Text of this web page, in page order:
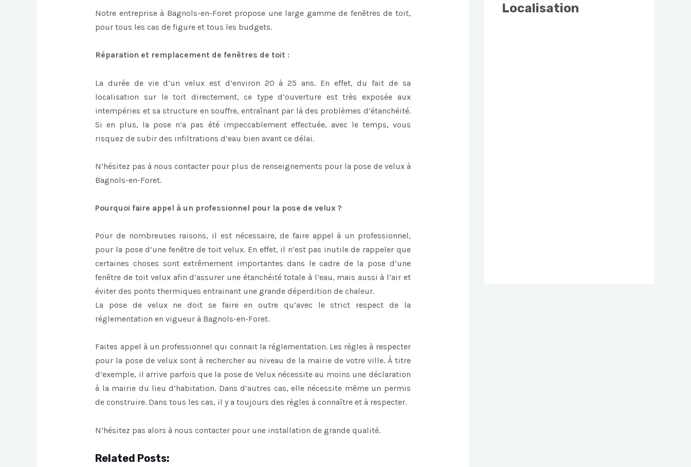
Notre entreprise à Bagnols-en-Foret propose une large gamme de fenêtres de toit,
pour tous les cas de figure et tous les budgets.
Réparation et remplacement de fenêtres de toit :
La durée de vie d’un velux est d’environ 20 à 25 ans. En effet, du fait de sa
localisation sur le toit directement, ce type d’ouverture est très exposée aux
intempéries et sa structure en souffre, entraînant par là des problèmes d’étanchéité.
Si en plus, la pose n’a pas été impeccablement effectuée, avec le temps, vous
risquez de subir des infiltrations d’eau bien avant ce délai.
N’hésitez pas à nous contacter pour plus de renseignements pour la pose de velux à
Bagnols-en-Foret.
Pourquoi faire appel à un professionnel pour la pose de velux ?
Pour de nombreuses raisons, il est nécessaire, de faire appel à un professionnel,
pour la pose d’une fenêtre de toit velux. En effet, il n’est pas inutile de rappeler que
certaines choses sont extrêmement importantes dans le cadre de la pose d’une
fenêtre de toit velux afin d’assurer une étanchéité totale à l’eau, mais aussi à l’air et
éviter des ponts thermiques entrainant une grande déperdition de chaleur.
La pose de velux ne doit se faire en outre qu’avec le strict respect de la
réglementation en vigueur à Bagnols-en-Foret.
Faites appel à un professionnel qui connait la réglementation. Les règles à respecter
pour la pose de velux sont à rechercher au niveau de la mairie de votre ville. À titre
d’exemple, il arrive parfois que la pose de Velux nécessite au moins une déclaration
à la mairie du lieu d’habitation. Dans d’autres cas, elle nécessite même un permis
de construire. Dans tous les cas, il y a toujours des règles à connaître et à respecter.
N’hésitez pas alors à nous contacter pour une installation de grande qualité.
Related Posts:
Localisation